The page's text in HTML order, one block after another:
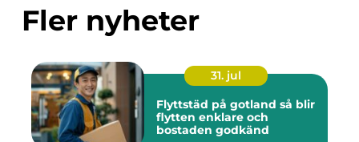
Fler nyheter
31. jul
Flyttstäd på gotland så blir
flytten enklare och
bostaden godkänd